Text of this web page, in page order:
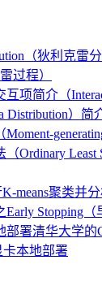
（狄利克雷
过程）
项简介（
Distribution）简
Ordinary Least
means聚类并
Stopping（
部署清华大学
卡本地部署